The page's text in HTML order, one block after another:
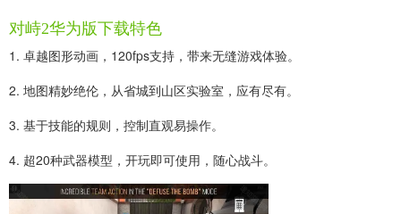
对峙2华为版下载特色
1. 卓越图形动画，120fps支持，带来无缝游戏体验。
2. 地图精妙绝伦，从省城到山区实验室，应有尽有。
3. 基于技能的规则，控制直观易操作。
4. 超20种武器模型，开玩即可使用，随心战斗。